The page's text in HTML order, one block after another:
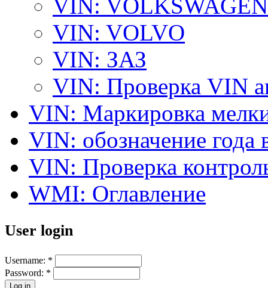
VIN: VOLKSWAGEN
VIN: VOLVO
VIN: ЗАЗ
VIN: Проверка VIN
VIN: Маркировка
VIN: обозначение года
VIN: Проверка
WMI: Оглавление
User login
Username: *
Password: *